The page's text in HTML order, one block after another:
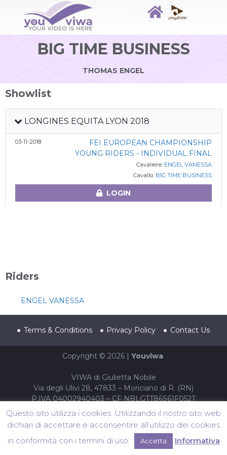
BIG TIME BUSINESS
THOMAS ENGEL
Showlist
LONGINES EQUITA LYON 2018
03-11-2018
FEI EUROPEAN CHAMPIONSHIP
YOUNG RIDERS - INDIVIDUAL FINAL
Cavaliere: ENGEL VANESSA
Cavallo: BIG TIME BUSINESS
LOGIN
Riders
ENGEL VANESSA
Terms & Conditions Privacy Policy Contact Us
Copyright © 2026 | Youviwa
VIWA di Giulietta Nobile
Via degli Ulivi 28, 47833 – Moriciano di R. (RN)
P.IVA 04002940403 – CF NBLGTT86S61F052T
Questo sito utilizza i cookies. Utilizzando il nostro sito web
dichiari di accettare e acconsentire all’utilizzo dei cookies
in conformità con i termini di uso.
Accetta Informativa